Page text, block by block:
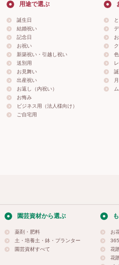
用途で選ぶ
誕生日
結婚祝い
記念日
お祝い
新築祝い・引越し祝い
送別用
お見舞い
出産祝い
お返し（内祝い）
お悔み
ビジネス用（法人様向け）
ご自宅用
園芸資材から選ぶ
薬剤・肥料
土・培養土・鉢・プランター
園芸資材すべて
お
花
花